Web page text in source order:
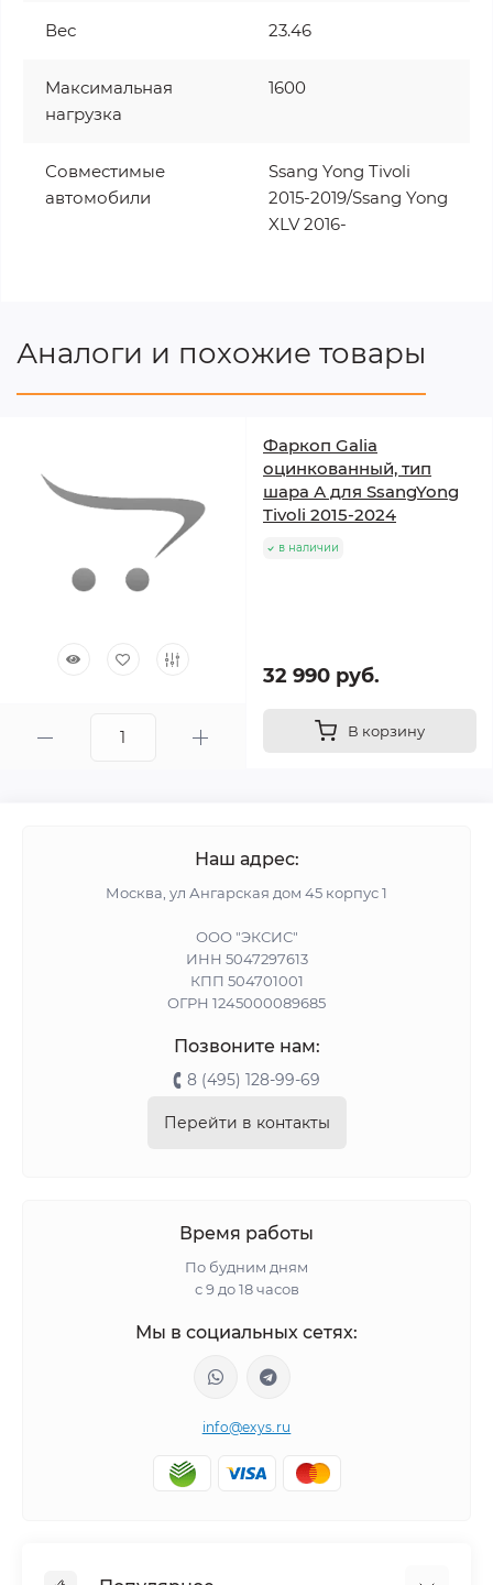
Вес 23.46
Максимальная
нагрузка
1600
Совместимые
автомобили
Ssang Yong Tivoli
2015-2019/Ssang Yong
XLV 2016-
Аналоги и похожие товары
Фаркоп Galia
оцинкованный, тип
шара А для SsangYong
Tivoli 2015-2024
в наличии
32 990 руб.
В корзину
Наш адрес:
Москва, ул Ангарская дом 45 корпус 1
ООО "ЭКСИС"
ИНН 5047297613
КПП 504701001
ОГРН 1245000089685
Позвоните нам:
8 (495) 128-99-69
Перейти в контакты
Время работы
По будним дням
с 9 до 18 часов
Мы в социальных сетях:
info@exys.ru